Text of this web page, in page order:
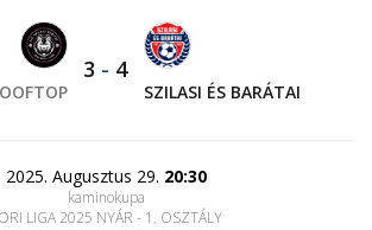
3 - 4
SZILASI ÉS BARÁTAI
2025. Augusztus 29. 20:30
kaminokupa
LIGA 2025 NYÁR - 1. OSZTÁLY